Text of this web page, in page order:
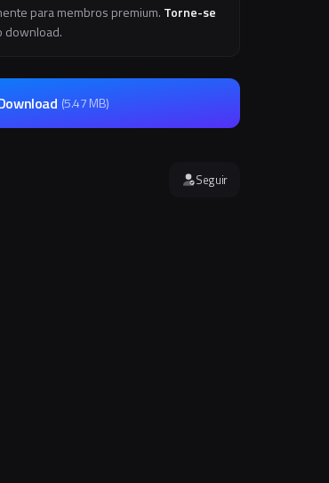
para membros premium. Torne-se
download.
(5.47 MB)
Seguir